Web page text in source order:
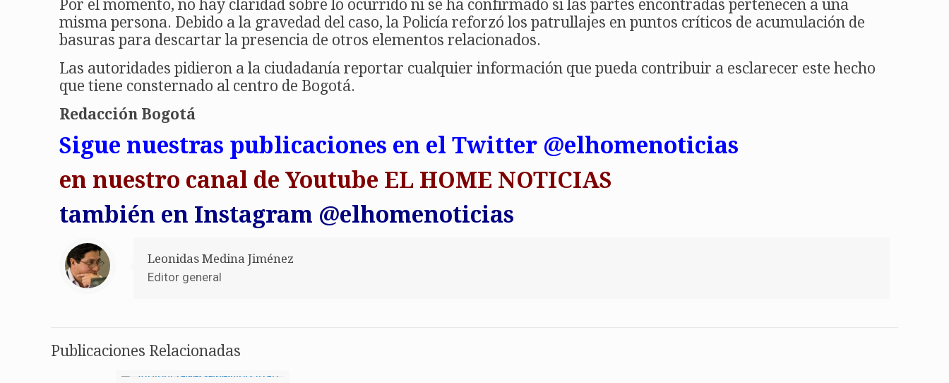
Por el momento, no hay claridad sobre lo ocurrido ni se ha confirmado si las partes encontradas pertenecen a una
misma persona. Debido a la gravedad del caso, la Policía reforzó los patrullajes en puntos críticos de acumulación de
basuras para descartar la presencia de otros elementos relacionados.
Las autoridades pidieron a la ciudadanía reportar cualquier información que pueda contribuir a esclarecer este hecho
que tiene consternado al centro de Bogotá.
Redacción Bogotá
Sigue nuestras publicaciones en el Twitter @elhomenoticias
en nuestro canal de Youtube EL HOME NOTICIAS
también en Instagram @elhomenoticias
Leonidas Medina Jiménez
Editor general
Publicaciones Relacionadas